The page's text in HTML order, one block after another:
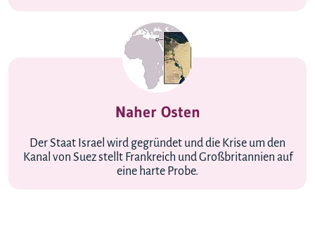
Naher Osten
Der Staat Israel wird gegründet und die Krise um den
Kanal von Suez stellt Frankreich und Großbritannien auf
eine harte Probe.